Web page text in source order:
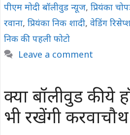
पीएम मोदी बॉलीवुड न्यूज, प्रियंका
रवाना, प्रियंका निक शादी, वेडिंग
निक की पहली फोटो
Leave a comment
क्या बॉलीवुड की ये
भी रखेंगी करवाचौथ